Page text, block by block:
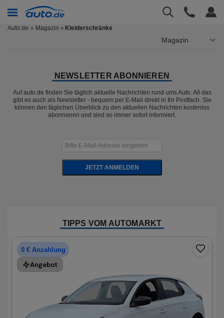
Auto.de Magazin » Kleiderschränke
Magazin
NEWSLETTER ABONNIEREN
Auf auto.de finden Sie täglich aktuelle Nachrichten rund ums Auto. All das
gibt es auch als Newsletter - bequem per E-Mail direkt in Ihr Postfach. Sie
können den täglichen Überblick zu den aktuellen Nachrichten kostenlos
abonnieren und sind so immer sofort informiert.
JETZT ANMELDEN
TIPPS VOM AUTOMARKT
0 € Anzahlung
Angebot